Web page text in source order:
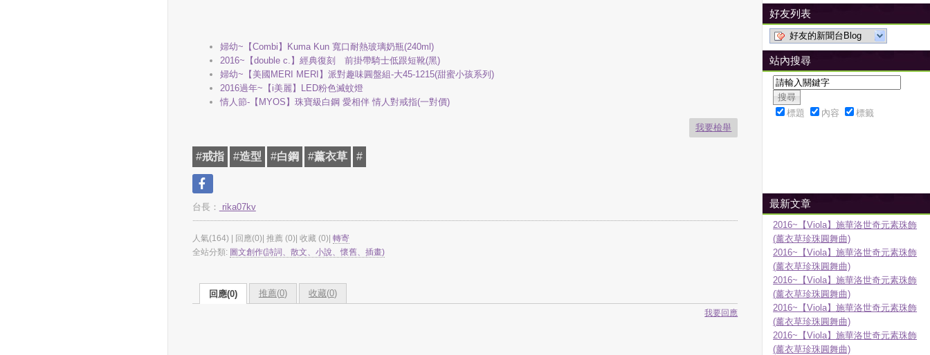
婦幼~【Combi】Kuma Kun 寬口耐熱玻璃奶瓶(240ml)
2016~【double c.】經典復刻 前掛帶騎士低跟短靴(黑)
婦幼~【美國MERI MERI】派對趣味圓盤組-大45-1215(甜蜜小孩系列)
2016過年~【i美麗】LED粉色滅蚊燈
情人節-【MYOS】珠寶級白鋼 愛相伴 情人對戒指(一對價)
我要檢舉
#戒指 #造型 #白鋼 #薰衣草 #
台長： rika07kv
人氣(164) | 回應(0)| 推薦 (0)| 收藏 (0)| 轉寄
全站分類: 圖文創作(詩詞、散文、小說、懷舊、插畫)
回應(0) 推薦(0) 收藏(0)
我要回應
好友列表
好友的新聞台Blog
站內搜尋
標題 內容 標籤
最新文章
2016~【Viola】施華洛世奇元素珠飾
(薰衣草珍珠圓舞曲)
2016~【Viola】施華洛世奇元素珠飾
(薰衣草珍珠圓舞曲)
2016~【Viola】施華洛世奇元素珠飾
(薰衣草珍珠圓舞曲)
2016~【Viola】施華洛世奇元素珠飾
(薰衣草珍珠圓舞曲)
2016~【Viola】施華洛世奇元素珠飾
(薰衣草珍珠圓舞曲)